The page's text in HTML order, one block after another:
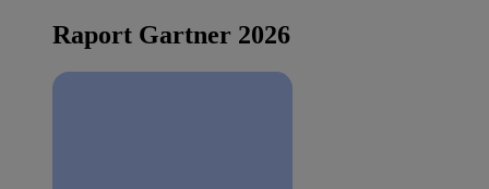
Raport Gartner 2026